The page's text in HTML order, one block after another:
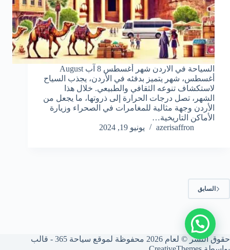
السياحة في الاردن شهر أغسطس 8 آب August
أغسطس، شهر يتميز بدفئه في الأردن، يجذب السياح
لاستكشاف تنوعه الثقافي والطبيعي. خلال هذا
الشهر، تصل درجات الحرارة إلى ذروتها، ما يجعل من
الأردن وجهة مثالية للمغامرات في الصحراء وزيارة
الأماكن التاريخية…
azerisaffron
يونيو 19, 2024
السابق
حقوق النشر © لعام 2026 محفوظة لموقع سياحة 365 - قالب